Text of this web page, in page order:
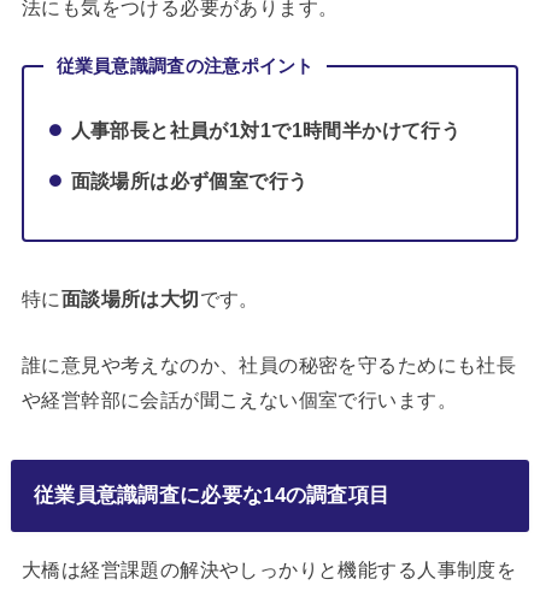
法にも気をつける必要があります。
従業員意識調査の注意ポイント
人事部長と社員が1対1で1時間半かけて行う
面談場所は必ず個室で行う
特に面談場所は大切です。
誰に意見や考えなのか、社員の秘密を守るためにも社長
や経営幹部に会話が聞こえない個室で行います。
従業員意識調査に必要な14の調査項目
大橋は経営課題の解決やしっかりと機能する人事制度を